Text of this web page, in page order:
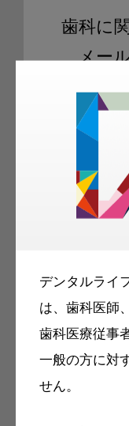
デンタルライ
は、歯科医師
歯科医療従事
一般の方に対
せん。
歯科に
メー
ご登録いた
科衛生士、
容のメール